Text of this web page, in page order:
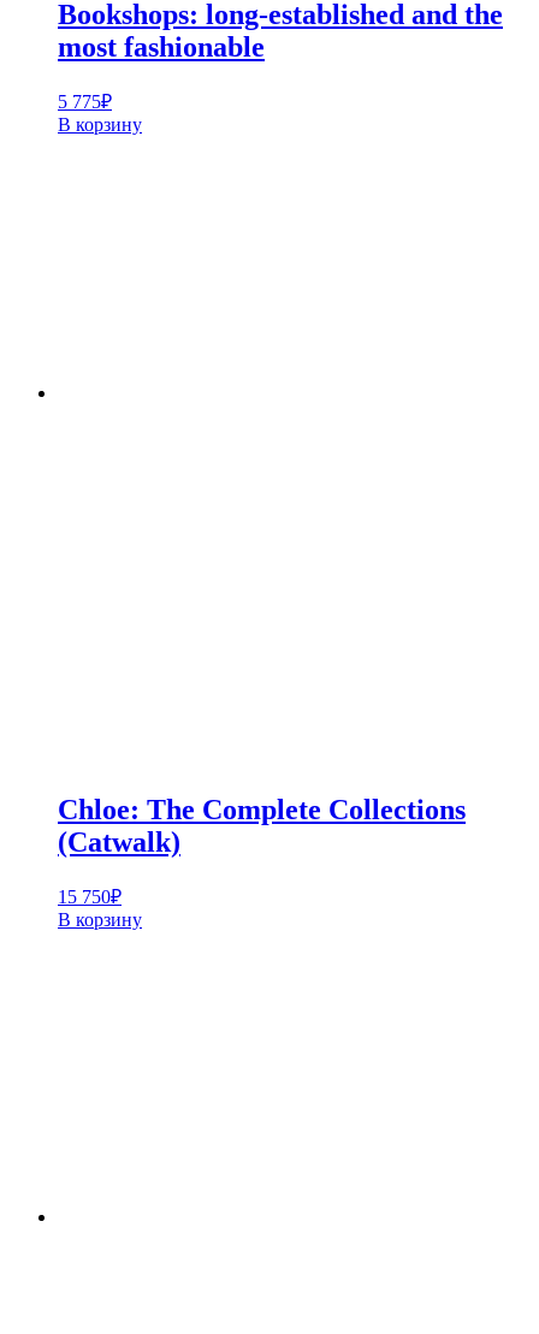
Bookshops: long-established and the
most fashionable
5 775₽
В корзину
Chloe: The Complete Collections
(Catwalk)
15 750₽
В корзину